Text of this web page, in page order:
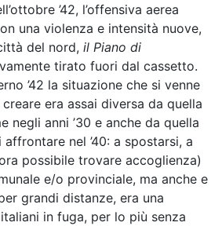
’42, l’offensiva aerea
una violenza e intensità nuove,
del nord, il Piano di
tirato fuori dal cassetto.
’42 la situazione che si venne
era assai diversa da quella
negli anni ’30 e anche da quella
nel ’40: a spostarsi, a
possibile trovare accoglienza)
e/o provinciale, ma anche e
grandi distanze, era una
in fuga, per lo più senza